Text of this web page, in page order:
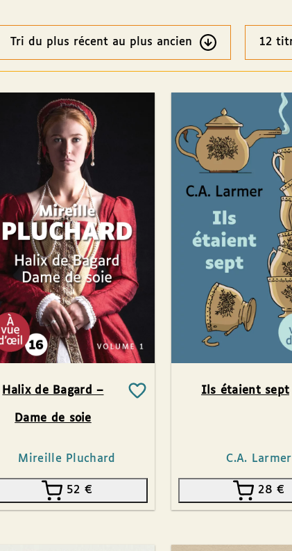
Ordre
Halix de Bagard –
Dame de soie
Mireille Pluchard
52 €
Ils étaient sept
C.A. Larmer
28€